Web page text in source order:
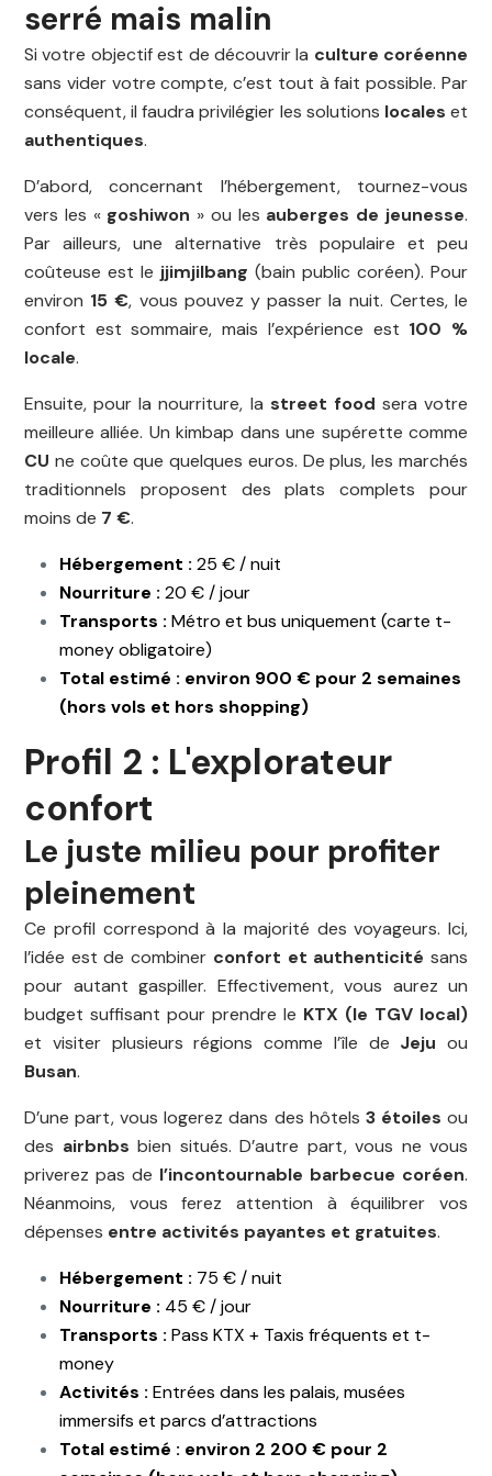
serré mais malin
Si votre objectif est de découvrir la culture coréenne
sans vider votre compte, c’est tout à fait possible. Par
conséquent, il faudra privilégier les solutions locales et
authentiques.
D’abord, concernant l’hébergement, tournez-vous
vers les « goshiwon » ou les auberges de jeunesse.
Par ailleurs, une alternative très populaire et peu
coûteuse est le jjimjilbang (bain public coréen). Pour
environ 15 €, vous pouvez y passer la nuit. Certes, le
confort est sommaire, mais l’expérience est 100 %
locale.
Ensuite, pour la nourriture, la street food sera votre
meilleure alliée. Un kimbap dans une supérette comme
CU ne coûte que quelques euros. De plus, les marchés
traditionnels proposent des plats complets pour
moins de 7 €.
Hébergement : 25 € / nuit
Nourriture : 20 € / jour
Transports : Métro et bus uniquement (carte t-
money obligatoire)
Total estimé : environ 900 € pour 2 semaines
(hors vols et hors shopping)
Profil 2 : L'explorateur
confort
Le juste milieu pour profiter
pleinement
Ce profil correspond à la majorité des voyageurs. Ici,
l’idée est de combiner confort et authenticité sans
pour autant gaspiller. Effectivement, vous aurez un
budget suffisant pour prendre le KTX (le TGV local)
et visiter plusieurs régions comme l’île de Jeju ou
Busan.
D’une part, vous logerez dans des hôtels 3 étoiles ou
des airbnbs bien situés. D’autre part, vous ne vous
priverez pas de l’incontournable barbecue coréen.
Néanmoins, vous ferez attention à équilibrer vos
dépenses entre activités payantes et gratuites.
Hébergement : 75 € / nuit
Nourriture : 45 € / jour
Transports : Pass KTX + Taxis fréquents et t-
money
Activités : Entrées dans les palais, musées
immersifs et parcs d’attractions
Total estimé : environ 2 200 € pour 2